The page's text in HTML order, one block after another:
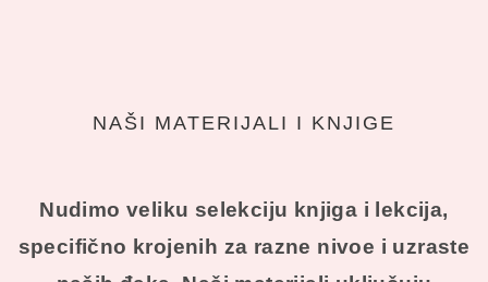
NAŠI MATERIJALI I KNJIGE
Nudimo veliku selekciju knjiga i lekcija,
specifično krojenih za razne nivoe i uzraste